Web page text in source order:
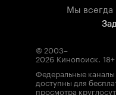
Мы всегда
© 2003–
2026 Кинопоиск. 18+
Федеральные каналы
доступны для
просмотра